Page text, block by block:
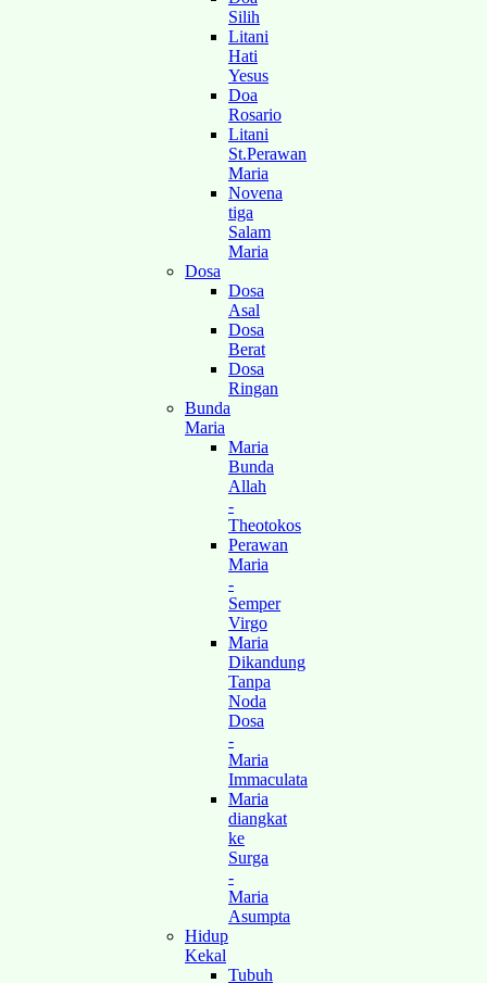
Silih
Litani
Hati
Yesus
Doa
Rosario
Litani
St.Perawan
Maria
Novena
tiga
Salam
Maria
Dosa
Dosa
Asal
Dosa
Berat
Dosa
Ringan
Bunda
Maria
Maria
Bunda
Allah
-
Theotokos
Perawan
Maria
-
Semper
Virgo
Maria
Dikandung
Tanpa
Noda
Dosa
-
Maria
Immaculata
Maria
diangkat
ke
Surga
-
Maria
Asumpta
Hidup
Kekal
Tubuh